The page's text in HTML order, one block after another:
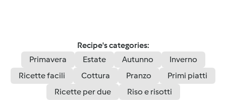
Recipe's categories:
Primavera
Estate Autunno
Inverno
Ricette facili
Cottura Pranzo
Primi piatti
Ricette per due
Riso e risotti